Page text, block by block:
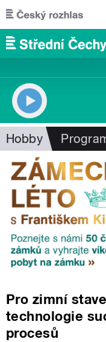
Přejít k hlavnímu obsahu
Hobby
Pro zimní
technologie
procesů